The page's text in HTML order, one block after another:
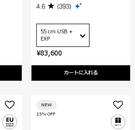
¥83,600
カートに入れる
4.6 (393)
55 cm USB +
EXP
25% OFF
NEW